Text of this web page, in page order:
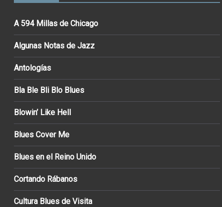
A 594 Millas de Chicago
Algunas Notas de Jazz
Antologías
Bla Ble Bli Blo Blues
Blowin’ Like Hell
Blues Cover Me
Blues en el Reino Unido
Cortando Rábanos
Cultura Blues de Visita